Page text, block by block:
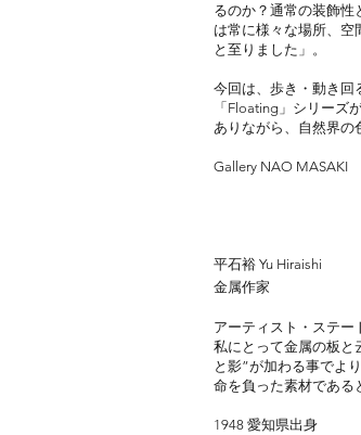
るのか？通常の装飾
は常に様々な場所、
と至りました」。
今回は、歩き・動き回
「Floating」シリーズ
ありながら、自然界の
Gallery NAO MASAKI
平石裕 Yu Hiraishi
​金属作家
アーティスト・ステー
私にとって金属の板と
と影”が加わる事でよ
命を負った素材であ
1948 愛知県出身